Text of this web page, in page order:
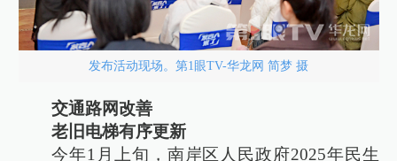
发布活动现场。第1眼TV-华龙网 简梦 摄
交通路网改善
老旧电梯有序更新
今年1月上旬，南岸区人民政府2025年民生